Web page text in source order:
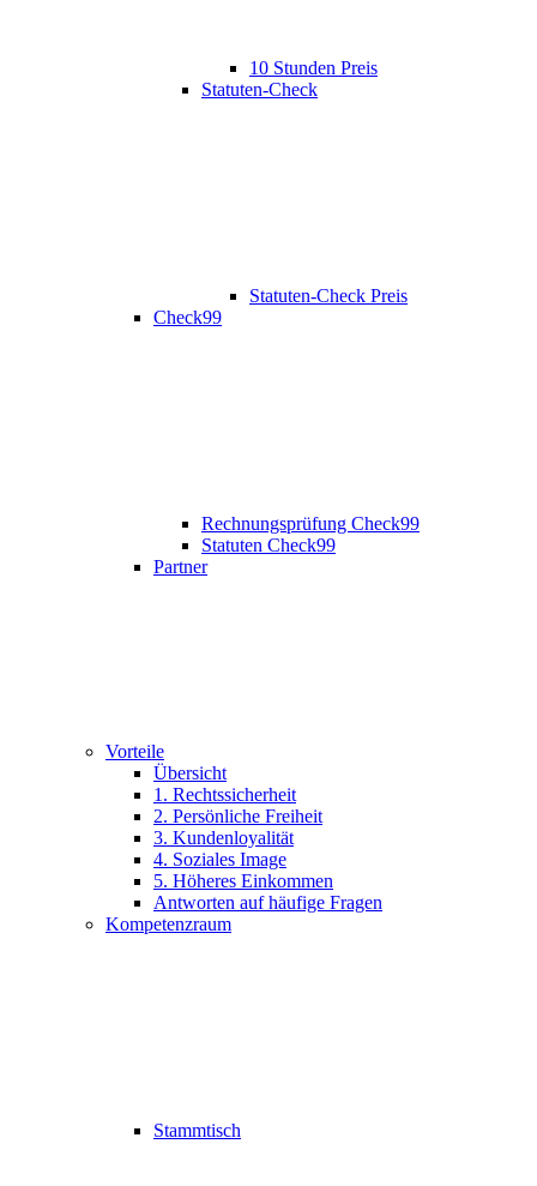
10 Stunden Preis
Statuten-Check
Statuten-Check Preis
Check99
Rechnungsprüfung Check99
Statuten Check99
Partner
Vorteile
Übersicht
1. Rechtssicherheit
2. Persönliche Freiheit
3. Kundenloyalität
4. Soziales Image
5. Höheres Einkommen
Antworten auf häufige Fragen
Kompetenzraum
Stammtisch